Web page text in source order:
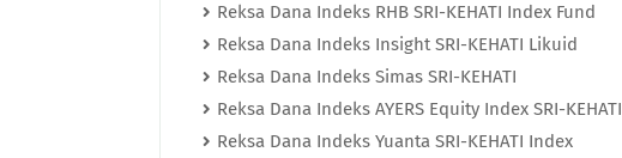
Reksa Dana Indeks RHB SRI-KEHATI Index Fund
Reksa Dana Indeks Insight SRI-KEHATI Likuid
Reksa Dana Indeks Simas SRI-KEHATI
Reksa Dana Indeks AYERS Equity Index SRI-KEHATI
Reksa Dana Indeks Yuanta SRI-KEHATI Index